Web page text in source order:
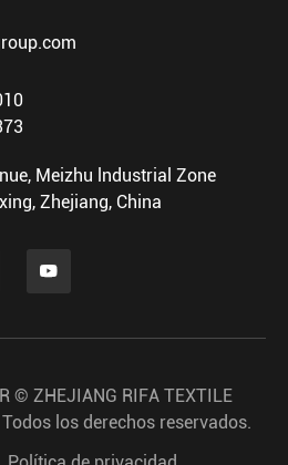
Meizhu lndustrial Zone
Zhejiang, China

© ZHEJIANG RIFA TEXTILE
Todos los derechos reservados.